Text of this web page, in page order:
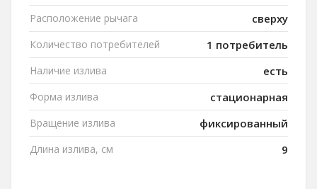
Расположение рычага сверху
Количество потребителей 1 потребитель
Наличие излива есть
Форма излива стационарная
Вращение излива фиксированный
Длина излива, см 9